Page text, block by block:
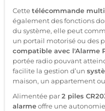
Cettetélécommande
également des fonctions
du système, elle peut
un portail motorisé ou des
compatible avec l'Alarme
portée radio pouvant
facilite la gestion d’un
maison, un appartement
Alimentée par2 piles
alarmeoffre une